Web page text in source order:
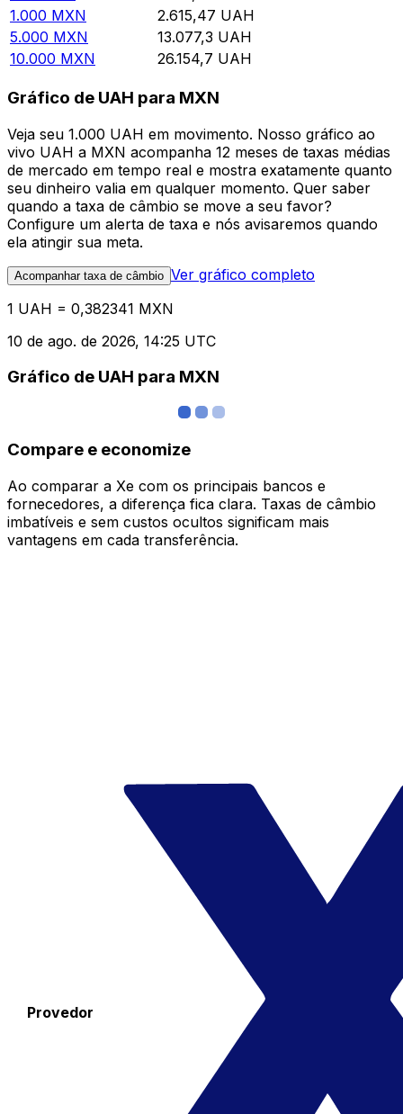
1.000 MXN 2.615,47 UAH
5.000 MXN 13.077,3 UAH
10.000 MXN 26.154,7 UAH
Gráfico de UAH para MXN
Veja seu 1.000 UAH em movimento. Nosso gráfico ao
vivo UAH a MXN acompanha 12 meses de taxas médias
de mercado em tempo real e mostra exatamente quanto
seu dinheiro valia em qualquer momento. Quer saber
quando a taxa de câmbio se move a seu favor?
Configure um alerta de taxa e nós avisaremos quando
ela atingir sua meta.
Acompanhar taxa de câmbio Ver gráfico completo
1 UAH = 0,382341 MXN
10 de ago. de 2026, 14:25 UTC
Gráfico de UAH para MXN
Compare e economize
Ao comparar a Xe com os principais bancos e
fornecedores, a diferença fica clara. Taxas de câmbio
imbatíveis e sem custos ocultos significam mais
vantagens em cada transferência.
Provedor